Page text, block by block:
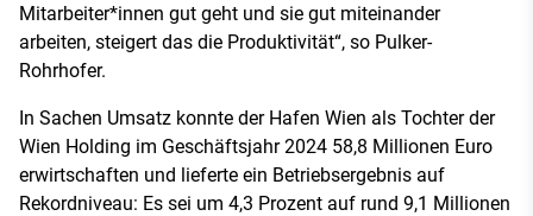
Mitarbeiter*innen gut geht und sie gut miteinander
arbeiten, steigert das die Produktivität“, so Pulker-
Rohrhofer.
In Sachen Umsatz konnte der Hafen Wien als Tochter der
Wien Holding im Geschäftsjahr 2024 58,8 Millionen Euro
erwirtschaften und lieferte ein Betriebsergebnis auf
Rekordniveau: Es sei um 4,3 Prozent auf rund 9,1 Millionen